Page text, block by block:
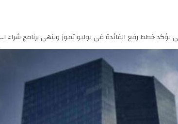
يؤكد خطط رفع الفائدة في يوليو تموز وينهي برنامج شراء الأصول